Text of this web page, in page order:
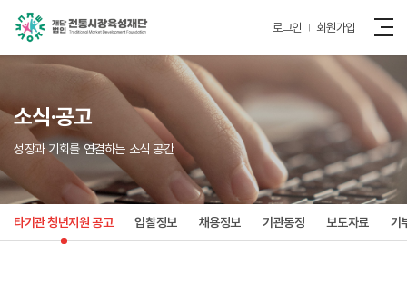
로그인 회원가입
소식·공고
성장과 기회를 연결하는 소식 공간
타기관 청년지원 공고 입찰정보 채용정보 기관동정 보도자료 기